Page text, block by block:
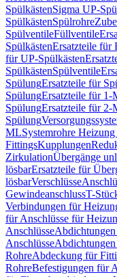
SpülkästenSigma UP-
SpülkästenSpülrohre
SpülventileFüllventile
SpülkästenErsatzteile für
für UP-Spülkästen
SpülkästenSpülventile
SpülungErsatzteile für
SpülungErsatzteile für 1-
SpülungErsatzteile für 2-
Spülung
MLSystemrohre
FittingsKupplungen
ZirkulationÜbergänge
lösbarErsatzteile für
lösbarVerschlüsse
GewindeanschlussT-
Verbindungen für
für Anschlüsse für
Anschlüsse
Anschlüsse
RohreAbdeckung für
RohreBefestigungen für